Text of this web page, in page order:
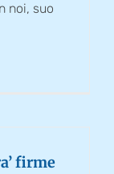
noi, suo
firme